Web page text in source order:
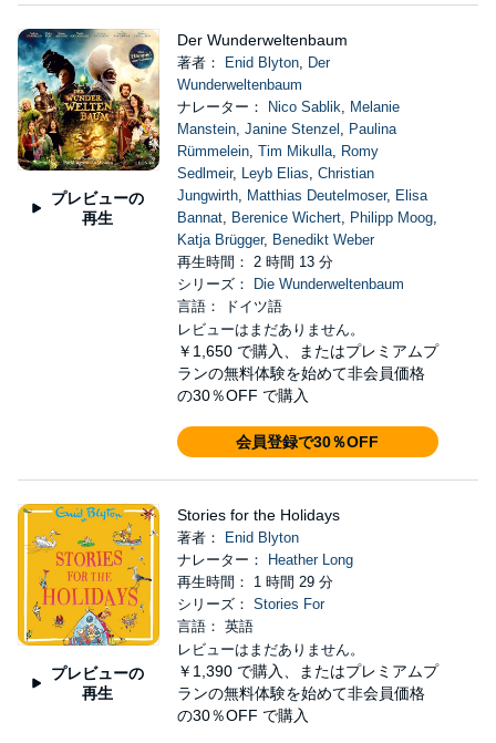
プレビューの
再生
Der Wunderweltenbaum
著者： Enid Blyton, Der
Wunderweltenbaum
ナレーター：
Nico Sablik, Melanie
Manstein, Janine Stenzel , Paulina
Rümmelein, Tim Mikulla, Romy
Sedlmeir, Leyb Elias, Christian
Jungwirth, Matthias Deutelmoser, Elisa
Bannat, Berenice Wichert, Philipp Moog,
Katja Brügger, Benedikt Weber
再生時間： 2 時間 13 分
シリーズ：
Die Wunderweltenbaum
言語： ドイツ語
レビューはまだありません。
￥1,650 で購入、またはプレミアムプ
ランの無料体験を始めて非会員価格
の30％OFF で購入
会員登録で30％OFF
プレビューの
再生
Stories for the Holidays
著者：
Enid Blyton
ナレーター：
Heather Long
再生時間： 1 時間 29 分
シリーズ： Stories For
言語： 英語
レビューはまだありません。
￥1,390 で購入、またはプレミアムプ
ランの無料体験を始めて非会員価格
の30％OFF で購入